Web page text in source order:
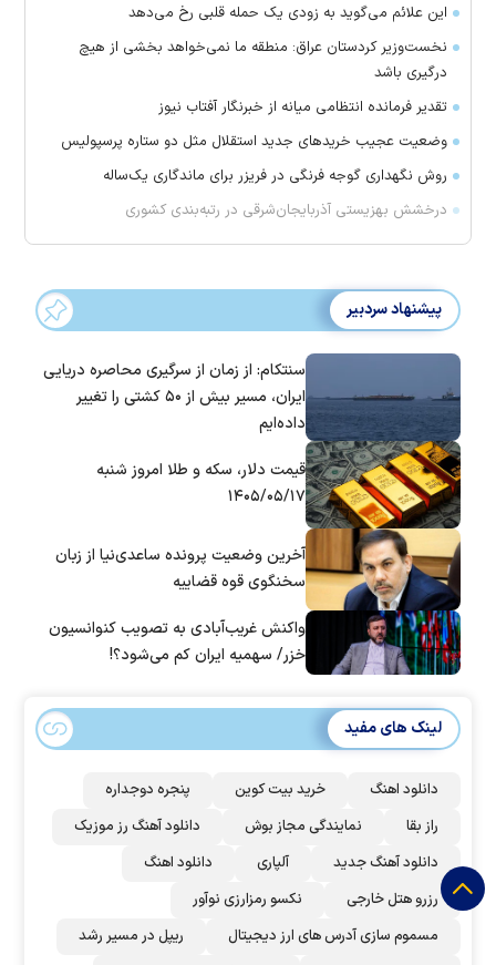
این علائم می‌گوید به زودی یک حمله قلبی رخ می‌دهد
نخست‌وزیر کردستان عراق: منطقه ما نمی‌خواهد بخشی از هیچ
درگیری باشد
تقدیر فرمانده انتظامی میانه از خبرنگار آفتاب نیوز
وضعیت عجیب خرید‌های جدید استقلال مثل دو ستاره پرسپولیس
روش نگهداری گوجه فرنگی در فریزر برای ماندگاری یک‌ساله
درخشش بهزیستی آذربایجان‌شرقی در رتبه‌بندی کشوری
پیشنهاد سردبیر
سنتکام: از زمان از سرگیری محاصره دریایی
ایران، مسیر بیش از ۵۰ کشتی را تغییر
داده‌ایم
قیمت دلار، سکه و طلا امروز شنبه
۱۴۰۵/۰۵/۱۷
آخرین وضعیت پرونده ساعدی‌نیا از زبان
سخنگوی قوه قضاییه
واکنش غریب‌آبادی به تصویب کنوانسیون
خزر/ سهمیه ایران کم می‌شود؟!
لینک های مفید
دانلود اهنگ خرید بیت کوین
پنجره دوجداره
راز بقا
نمایندگی مجاز بوش
دانلود آهنگ رز‌ موزیک
دانلود آهنگ جدید
آلپاری
دانلود اهنگ
رزرو هتل خارجی
نکسو رمزارزی نوآور
مسموم سازی آدرس های ارز دیجیتال
ریپل در مسیر رشد